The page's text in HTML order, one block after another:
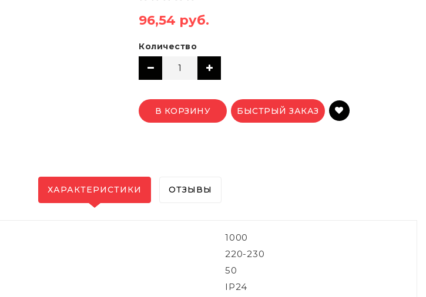
96,54 руб.
Количество
В КОРЗИНУ БЫСТРЫЙ ЗАКАЗ
ХАРАКТЕРИСТИКИ ОТЗЫВЫ
1000
220-230
50
IP24